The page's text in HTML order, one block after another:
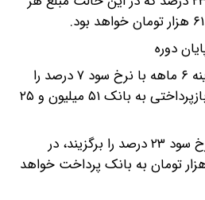
دوره
در صورتی که وام‌گیرنده گزینه ۶ ماهه با نرخ سود ۷ درصد را
انتخاب کند، مجموع مبلغ بازپرداختی به بانک ۵۱ میلیون و ۲۵
اما اگر گزینه ۲۴ ماهه با نرخ سود ۲۳ درصد را برگزیند، در
۶۲ میلیون و ۸۴۷ هزار تومان به بانک پرداخت خواهد